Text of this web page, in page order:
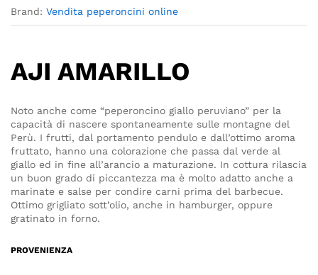
Brand: Vendita peperoncini online
AJI AMARILLO
Noto anche come “peperoncino giallo peruviano” per la
capacità di nascere spontaneamente sulle montagne del
Perù. I frutti, dal portamento pendulo e dall’ottimo aroma
fruttato, hanno una colorazione che passa dal verde al
giallo ed in fine all’arancio a maturazione. In cottura rilascia
un buon grado di piccantezza ma è molto adatto anche a
marinate e salse per condire carni prima del barbecue.
Ottimo grigliato sott’olio, anche in hamburger, oppure
gratinato in forno.
PROVENIENZA